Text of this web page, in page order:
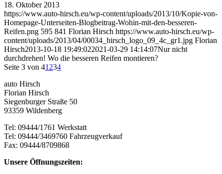
18. Oktober 2013
https://www.auto-hirsch.eu/wp-content/uploads/2013/10/Kopie-von-
Homepage-Unterseiten-Blogbeitrag-Wohin-mit-den-besseren-
Reifen.png 595 841 Florian Hirsch https://www.auto-hirsch.eu/wp-
content/uploads/2013/04/00034_hirsch_logo_09_4c_gr1.jpg Florian
Hirsch2013-10-18 19:49:022021-03-29 14:14:07Nur nicht
durchdrehen! Wo die besseren Reifen montieren?
Seite 3 von 41 234
auto Hirsch
Florian Hirsch
Siegenburger Straße 50
93359 Wildenberg
Tel: 09444/1761 Werkstatt
Tel: 09444/3469760 Fahrzeugverkauf
Fax: 09444/8709868
Unsere Öffnungszeiten: